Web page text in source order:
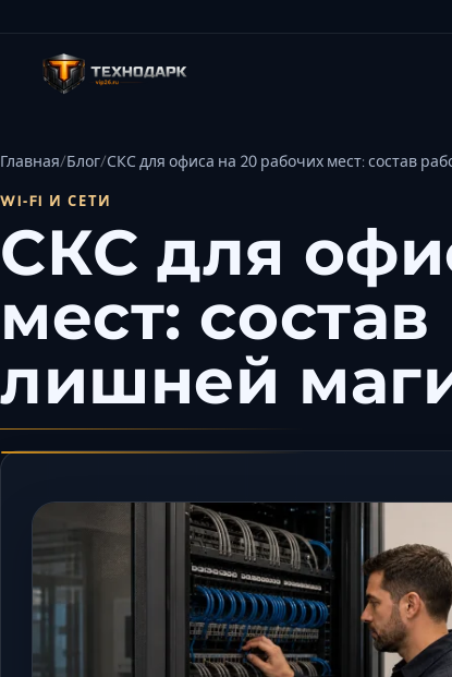
Главная Блог СКС для офиса на 20 рабочих мест: состав
WI‑FI И СЕТИ
СКС для
мест:
лишней